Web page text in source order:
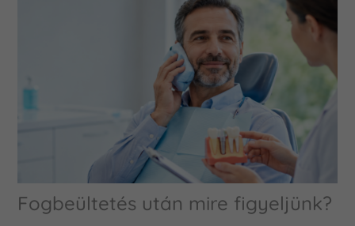
Fogbeültetés után mire figyeljünk?